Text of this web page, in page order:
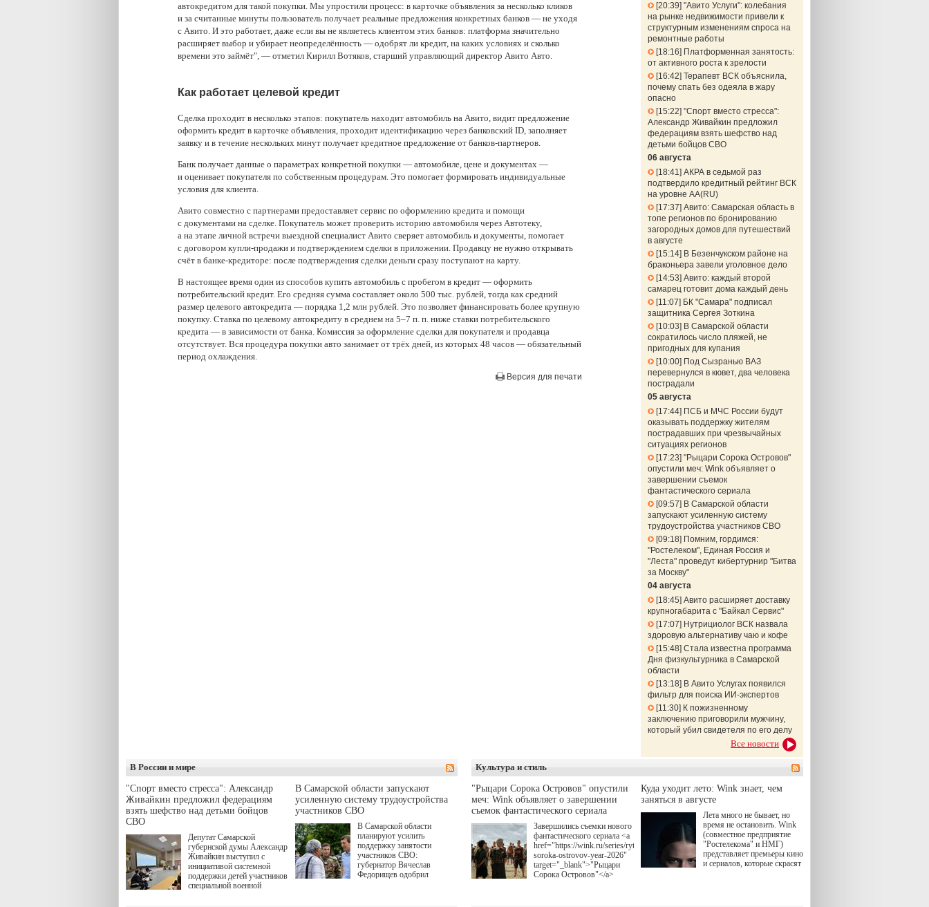
автокредитом для такой покупки. Мы упростили процесс: в карточке объявления за несколько кликов
и за считанные минуты пользователь получает реальные предложения конкретных банков — не уходя
с Авито. И это работает, даже если вы не являетесь клиентом этих банков: платформа значительно
расширяет выбор и убирает неопределённость — одобрят ли кредит, на каких условиях и сколько
времени это займёт", — отметил Кирилл Вотяков, старший управляющий директор Авито Авто.
Как работает целевой кредит
Сделка проходит в несколько этапов: покупатель находит автомобиль на Авито, видит предложение
оформить кредит в карточке объявления, проходит идентификацию через банковский ID, заполняет
заявку и в течение нескольких минут получает кредитное предложение от банков-партнеров.
Банк получает данные о параметрах конкретной покупки — автомобиле, цене и документах —
и оценивает покупателя по собственным процедурам. Это помогает формировать индивидуальные
условия для клиента.
Авито совместно с партнерами предоставляет сервис по оформлению кредита и помощи
с документами на сделке. Покупатель может проверить историю автомобиля через Автотеку,
а на этапе личной встречи выездной специалист Авито сверяет автомобиль и документы, помогает
с договором купли-продажи и подтверждением сделки в приложении. Продавцу не нужно открывать
счёт в банке-кредиторе: после подтверждения сделки деньги сразу поступают на карту.
В настоящее время один из способов купить автомобиль с пробегом в кредит — оформить
потребительский кредит. Его средняя сумма составляет около 500 тыс. рублей, тогда как средний
размер целевого автокредита — порядка 1,2 млн рублей. Это позволяет финансировать более крупную
покупку. Ставка по целевому автокредиту в среднем на 5–7 п. п. ниже ставки потребительского
кредита — в зависимости от банка. Комиссия за оформление сделки для покупателя и продавца
отсутствует. Вся процедура покупки авто занимает от трёх дней, из которых 48 часов — обязательный
период охлаждения.
Версия для печати
20:39 "Авито Услуги": колебания
на рынке недвижимости привели к
структурным изменениям спроса на
ремонтные работы
18:16
Платформенная занятость:
от активного роста к зрелости
16:42 Терапевт ВСК объяснила,
почему спать без одеяла в жару
опасно
15:22 "Спорт вместо стресса":
Александр Живайкин предложил
федерациям взять шефство над
детьми бойцов СВО
06 августа
18:41 АКРА в седьмой раз
подтвердило кредитный рейтинг ВСК
на уровне АА(RU)
17:37 Авито: Самарская область в
топе регионов по бронированию
загородных домов для путешествий
в августе
15:14 В Безенчукском районе на
браконьера завели уголовное дело
14:53 Авито: каждый второй
самарец готовит дома каждый день
11:07
БК "Самара" подписал
защитника Сергея Зоткина
10:03
В Самарской области
сократилось число пляжей, не
пригодных для купания
10:00 Под Сызранью ВАЗ
перевернулся в кювет, два человека
пострадали
05 августа
17:44 ПСБ и МЧС России будут
оказывать поддержку жителям
пострадавших при чрезвычайных
ситуациях регионов
17:23 "Рыцари Сорока Островов"
опустили меч: Wink объявляет о
завершении съемок
фантастического сериала
09:57
В Самарской области
запускают усиленную систему
трудоустройства участников СВО
09:18 Помним, гордимся:
"Ростелеком", Единая Россия и
"Леста" проведут кибертурнир "Битва
за Москву"
04 августа
18:45 Авито расширяет доставку
крупногабарита с "Байкал Сервис"
17:07
Нутрициолог ВСК назвала
здоровую альтернативу чаю и кофе
15:48 Стала известна программа
Дня физкультурника в Самарской
области
13:18 В Авито Услугах появился
фильтр для поиска ИИ-экспертов
11:30 К пожизненному
заключению приговорили мужчину,
который убил свидетеля по его делу
Все новости
В России и мире
"Спорт вместо стресса": Александр
Живайкин предложил федерациям
взять шефство над детьми бойцов
СВО
Депутат Самарской
губернской думы Александр
Живайкин выступил с
инициативой системной
поддержки детей участников
специальной военной
В Самарской области запускают
усиленную систему трудоустройства
участников СВО
В Самарской области
планируют усилить
поддержку занятости
участников СВО:
губернатор Вячеслав
Федорищев одобрил
Культура и стиль
"Рыцари Сорока Островов" опустили
меч: Wink объявляет о завершении
съемок фантастического сериала
Завершились съемки нового
фантастического сериала <a
href="https://wink.ru/series/rytsari-
soroka-ostrovov-year-2026"
target="_blank">"Рыцари
Сорока Островов"</a>
Куда уходит лето: Wink знает, чем
заняться в августе
Лета много не бывает, но
время не остановить. Wink
(совместное предприятие
"Ростелекома" и НМГ)
представляет премьеры кино
и сериалов, которые скрасят